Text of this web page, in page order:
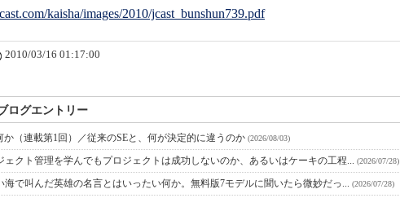
kaisha/images/2010/jcast_bunshun739.pdf
2010/03/16 01:17:00
ログエントリー
か（連載第1回）／従来のSEと、何が決定的に違うのか (2026/08/03)
ェクト管理を学んでもプロジェクトは成功しないのか、あるいはケーキの工程... (2026/07/28)
海で叫んだ英雄の名言とはいったい何か。無料版7モデルに聞いたら微妙だっ... (2026/07/28)